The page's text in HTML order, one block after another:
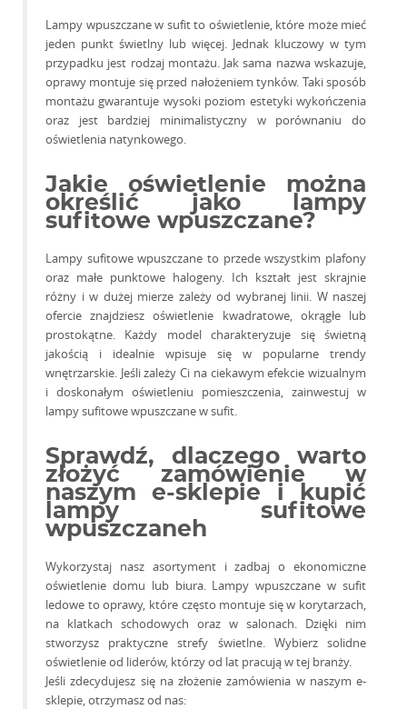
Lampy wpuszczane w sufit to oświetlenie, które może mieć
jeden punkt świetlny lub więcej. Jednak kluczowy w tym
przypadku jest rodzaj montażu. Jak sama nazwa wskazuje,
oprawy montuje się przed nałożeniem tynków. Taki sposób
montażu gwarantuje wysoki poziom estetyki wykończenia
oraz jest bardziej minimalistyczny w porównaniu do
oświetlenia natynkowego.
Jakie oświetlenie można
określić jako lampy
sufitowe wpuszczane?
Lampy sufitowe wpuszczane to przede wszystkim plafony
oraz małe punktowe halogeny. Ich kształt jest skrajnie
różny i w dużej mierze zależy od wybranej linii. W naszej
ofercie znajdziesz oświetlenie kwadratowe, okrągłe lub
prostokątne. Każdy model charakteryzuje się świetną
jakością i idealnie wpisuje się w popularne trendy
wnętrzarskie. Jeśli zależy Ci na ciekawym efekcie wizualnym
i doskonałym oświetleniu pomieszczenia, zainwestuj w
lampy sufitowe wpuszczane w sufit.
Sprawdź, dlaczego warto
złożyć zamówienie w
naszym e-sklepie i kupić
lampy sufitowe
wpuszczaneh
Wykorzystaj nasz asortyment i zadbaj o ekonomiczne
oświetlenie domu lub biura. Lampy wpuszczane w sufit
ledowe to oprawy, które często montuje się w korytarzach,
na klatkach schodowych oraz w salonach. Dzięki nim
stworzysz praktyczne strefy świetlne. Wybierz solidne
oświetlenie od liderów, którzy od lat pracują w tej branży.
Jeśli zdecydujesz się na złożenie zamówienia w naszym e-
sklepie, otrzymasz od nas: